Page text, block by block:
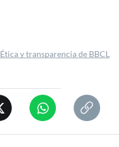
Ética y transparencia de BBCL